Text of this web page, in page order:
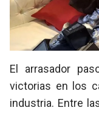
El arrasador
victorias en los
industria. Entre